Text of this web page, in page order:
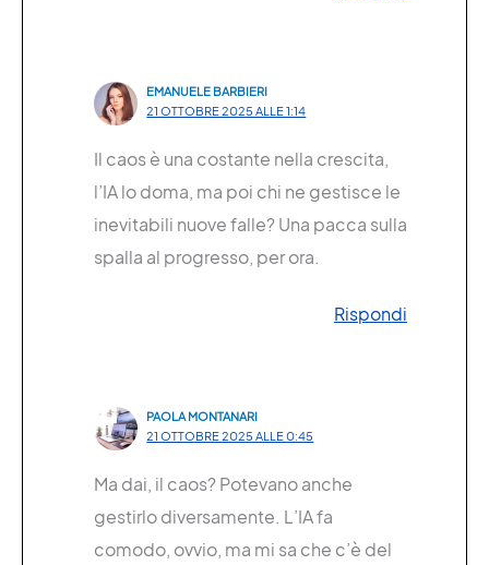
EMANUELE BARBIERI
21 OTTOBRE 2025 ALLE 1:14
Il caos è una costante nella crescita,
l’IA lo doma, ma poi chi ne gestisce le
inevitabili nuove falle? Una pacca sulla
spalla al progresso, per ora.
Rispondi
PAOLA MONTANARI
21 OTTOBRE 2025 ALLE 0:45
Ma dai, il caos? Potevano anche
gestirlo diversamente. L’IA fa
comodo, ovvio, ma mi sa che c’è del